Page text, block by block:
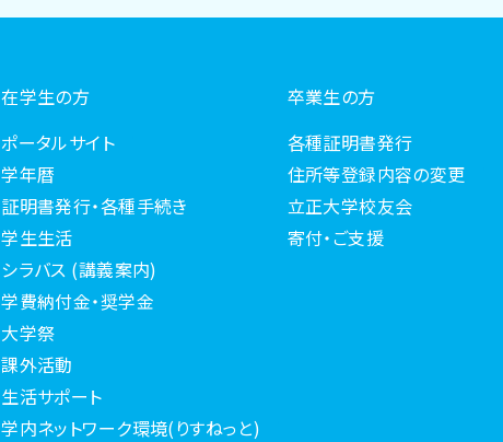
在学生の方
ポータルサイト
学年暦
証明書発行・各種手続き
学生生活
シラバス (講義案内)
学費納付金・奨学金
大学祭
課外活動
生活サポート
学内ネットワーク環境(りすねっと)
卒業生の方
各種証明書発行
住所等登録内容の変更
立正大学校友会
寄付・ご支援